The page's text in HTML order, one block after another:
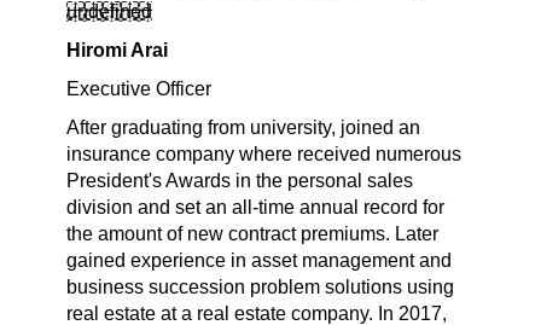
undefined
Hiromi Arai
Executive Officer
After graduating from university, joined an
insurance company where received numerous
President's Awards in the personal sales
division and set an all-time annual record for
the amount of new contract premiums. Later
gained experience in asset management and
business succession problem solutions using
real estate at a real estate company. In 2017,